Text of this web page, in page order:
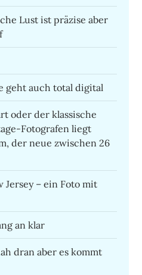
Lust ist präzise aber
geht auch total digital
oder der klassische
Fotografen liegt
der neue zwischen 26
Jersey – ein Foto mit
an klar
dran aber es kommt